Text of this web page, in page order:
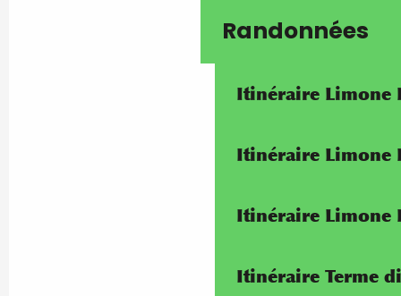
Randonnées
Itinéraire Limone
Itinéraire Limone
Itinéraire Limone
Itinéraire Terme